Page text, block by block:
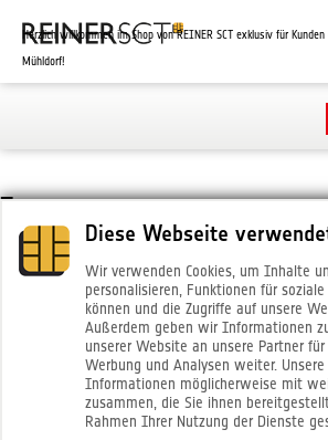
Diese Webseite
Wir verwenden Cookies, um Inhalte
personalisieren, Funktionen für
können und die Zugriffe auf unsere
Außerdem geben wir Informationen
unserer Website an unsere Partner für
Werbung und Analysen weiter.
Informationen möglicherweise mit
zusammen, die Sie ihnen
Rahmen Ihrer Nutzung der Dienste
Herzlich willkommen im Shop von REINER SCT exklusiv für
Mühldorf!
Impressum
Anbieter:
REINER Kartengeräte GmbH & Co. KG
Baumannstr. 16-18
D-78120 Furtwangen
+49 (7723) 5056-0